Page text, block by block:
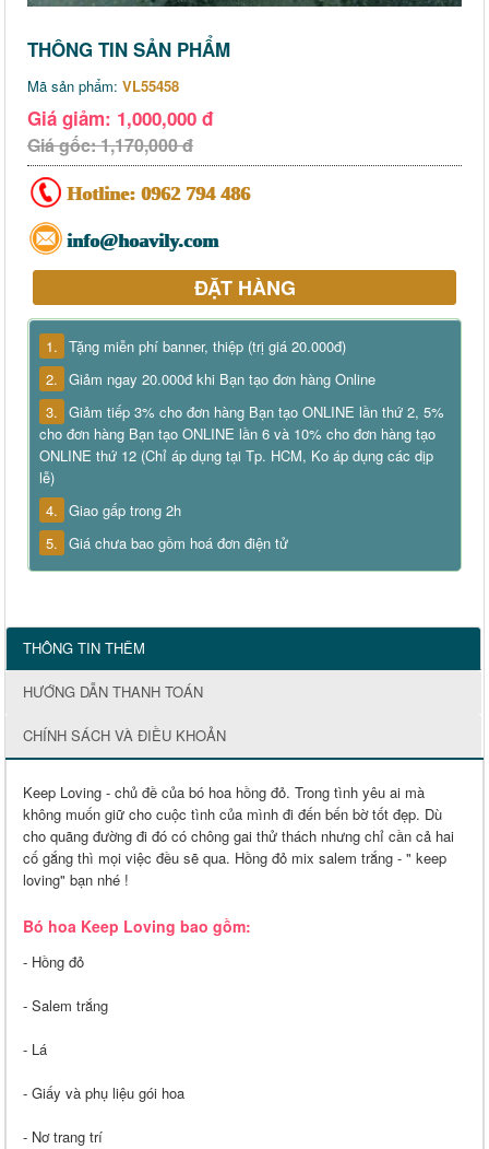
THÔNG TIN SẢN PHẨM
Mã sản phẩm: VL55458
Giá giảm: 1,000,000 đ
Giá gốc: 1,170,000 đ
Hotline: 0962 794 486
info@hoavily.com
ĐẶT HÀNG
1. Tặng miễn phí banner, thiệp (trị giá 20.000đ)
2. Giảm ngay 20.000đ khi Bạn tạo đơn hàng Online
3. Giảm tiếp 3% cho đơn hàng Bạn tạo ONLINE lần thứ 2, 5%
cho đơn hàng Bạn tạo ONLINE lần 6 và 10% cho đơn hàng tạo
ONLINE thứ 12 (Chỉ áp dụng tại Tp. HCM, Ko áp dụng các dịp
lễ)
4. Giao gấp trong 2h
5. Giá chưa bao gồm hoá đơn điện tử
THÔNG TIN THÊM
HƯỚNG DẪN THANH TOÁN
CHÍNH SÁCH VÀ ĐIỀU KHOẢN
Keep Loving - chủ đề của bó hoa hồng đỏ. Trong tình yêu ai mà
không muốn giữ cho cuộc tình của mình đi đến bến bờ tốt đẹp. Dù
cho quãng đường đi đó có chông gai thử thách nhưng chỉ cần cả hai
cố gắng thì mọi việc đều sẽ qua. Hồng đỏ mix salem trắng - " keep
loving" bạn nhé !
Bó hoa Keep Loving bao gồm:
- Hồng đỏ
- Salem trắng
- Lá
- Giấy và phụ liệu gói hoa
- Nơ trang trí